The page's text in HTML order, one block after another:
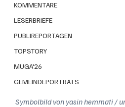
KOMMENTARE
LESERBRIEFE
PUBLIREPORTAGEN
TOPSTORY
MUGA'26
GEMEINDEPORTRÄTS
Symbolbild von yasin hemmati /